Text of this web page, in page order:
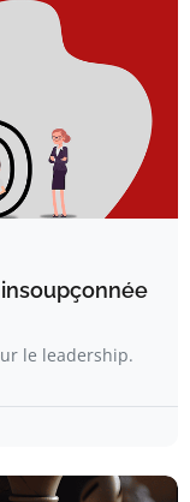
le leadership.